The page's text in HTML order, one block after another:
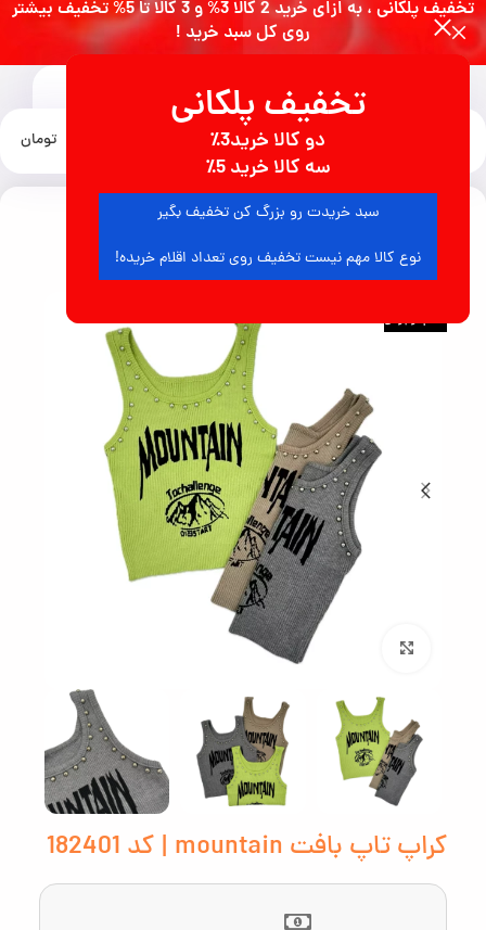
تخفیف پلکانی
دو کالا خرید3٪
سه کالا خرید 5٪
سبد خریدت رو بزرگ کن تخفیف بگیر
نوع کالا مهم نیست تخفیف روی تعداد اقلام خریده!
تومان
بالاپوش زنانه
اتمام موجودی
بزرگنمایی تصویر
کراپ تاپ بافت mountain | کد 182401
تخفیف پلکانی ، به ازای خرید 2 کالا 3% و 3 کالا تا 5% تخفیف بیشتر
روی کل سبد خرید !